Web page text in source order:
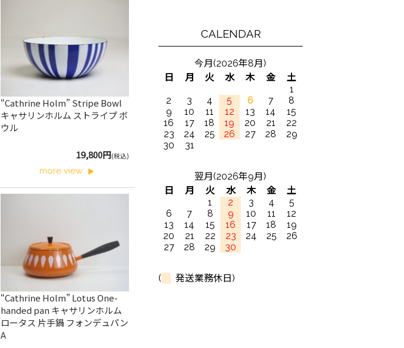
“Cathrine Holm” Stripe Bowl
キャサリンホルム ストライプ ボ
ウル
19,800円(税込)
more view
“Cathrine Holm” Lotus One-
handed pan キャサリンホルム
ロータス 片手鍋 フォンデュパン
A
CALENDAR
今月(2026年8月)
日
月 火 水 木 金
土
1
2
3 4 5 6 7
8
9
10 11 12 13 14
15
16
17 18 19 20 21
22
23
24 25 26 27 28
29
30
31
翌月(2026年9月)
日
月 火 水 木 金
土
1
2 3 4
5
6
7 8 9 10 11
12
13
14 15 16 17 18
19
20
21 22 23 24 25
26
27
28 29 30
( 発送業務休日)